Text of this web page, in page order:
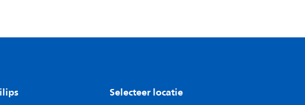
Selecteer locatie